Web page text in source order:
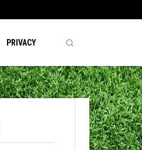
PRIVACY